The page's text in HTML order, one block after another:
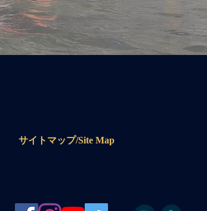
サイトマップ/Site Map